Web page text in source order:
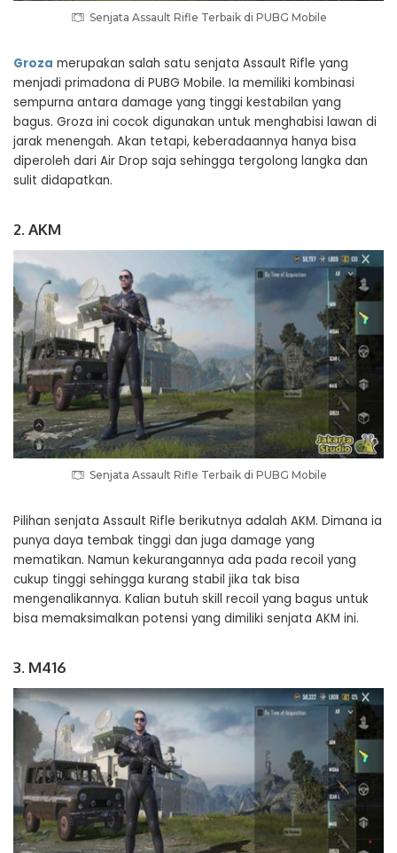
Senjata Assault Rifle Terbaik di PUBG Mobile
Groza merupakan salah satu senjata Assault Rifle yang
menjadi primadona di PUBG Mobile. Ia memiliki kombinasi
sempurna antara damage yang tinggi kestabilan yang
bagus. Groza ini cocok digunakan untuk menghabisi lawan di
jarak menengah. Akan tetapi, keberadaannya hanya bisa
diperoleh dari Air Drop saja sehingga tergolong langka dan
sulit didapatkan.
2. AKM
Senjata Assault Rifle Terbaik di PUBG Mobile
Pilihan senjata Assault Rifle berikutnya adalah AKM. Dimana ia
punya daya tembak tinggi dan juga damage yang
mematikan. Namun kekurangannya ada pada recoil yang
cukup tinggi sehingga kurang stabil jika tak bisa
mengenalikannya. Kalian butuh skill recoil yang bagus untuk
bisa memaksimalkan potensi yang dimiliki senjata AKM ini.
3. M416